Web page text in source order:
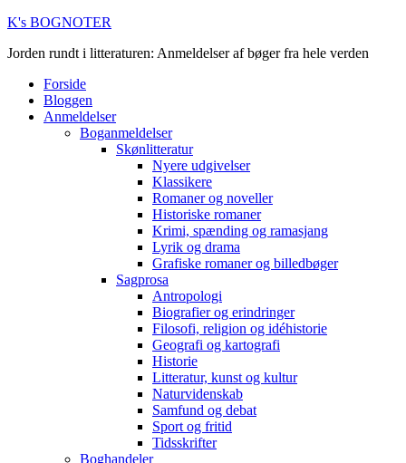
K's BOGNOTER
Jorden rundt i litteraturen: Anmeldelser af bøger fra hele verden
Forside
Bloggen
Anmeldelser
Boganmeldelser
Skønlitteratur
Nyere udgivelser
Klassikere
Romaner og noveller
Historiske romaner
Krimi, spænding og ramasjang
Lyrik og drama
Grafiske romaner og billedbøger
Sagprosa
Antropologi
Biografier og erindringer
Filosofi, religion og idéhistorie
Geografi og kartografi
Historie
Litteratur, kunst og kultur
Naturvidenskab
Samfund og debat
Sport og fritid
Tidsskrifter
Boghandeler